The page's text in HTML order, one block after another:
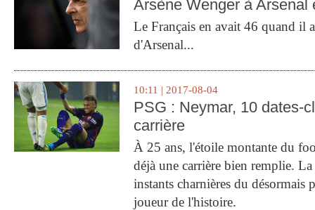
Arsène Wenger à Arsenal
Le Français en avait 46 quand il
d'Arsenal...
10:11 | 2017-08-04
PSG : Neymar, 10 dates-
carrière
À 25 ans, l'étoile montante du
déjà une carrière bien remplie.
instants charnières du désormais
joueur de l'histoire.